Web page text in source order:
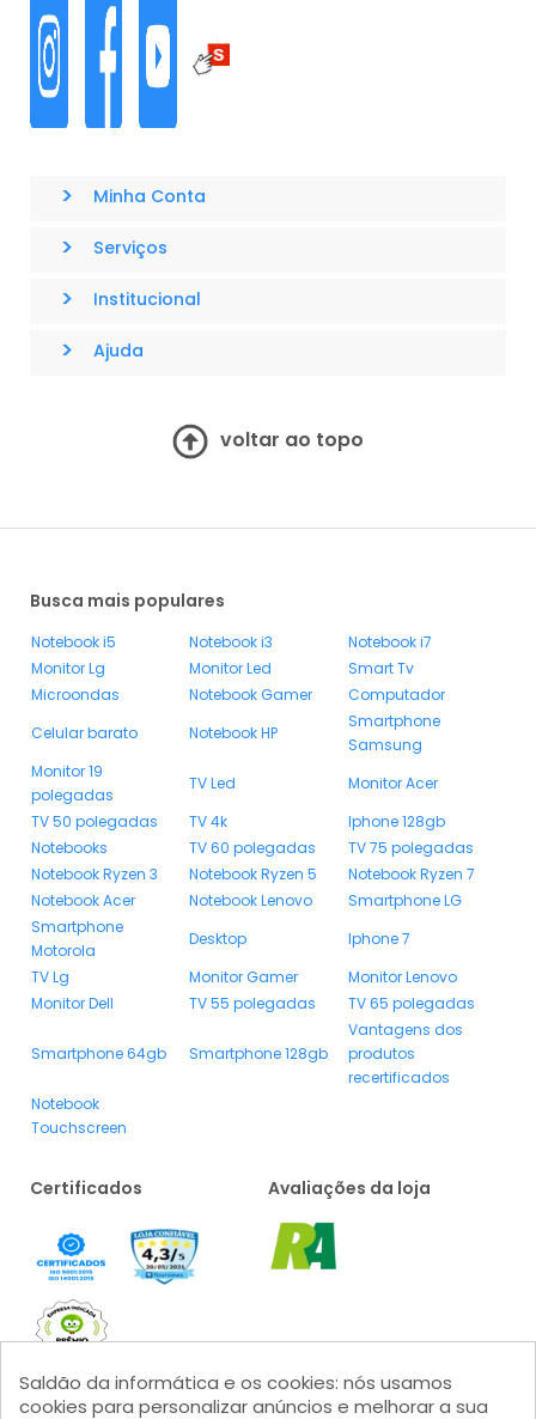
> Minha Conta
> Serviços
> Institucional
> Ajuda
voltar ao topo
Busca mais populares
Notebook i5 Notebook i3
Notebook i7
Monitor Lg
Monitor Led
Smart Tv
Microondas
Notebook Gamer
Computador
Celular barato
Notebook HP
Smartphone
Samsung
Monitor 19
polegadas
TV Led
Monitor Acer
TV 50 polegadas
TV 4k
Iphone 128gb
Notebooks
TV 60 polegadas
TV 75 polegadas
Notebook Ryzen 3
Notebook Ryzen 5
Notebook Ryzen 7
Notebook Acer
Notebook Lenovo
Smartphone LG
Smartphone
Motorola
Desktop
Iphone 7
TV Lg
Monitor Gamer
Monitor Lenovo
Monitor Dell
TV 55 polegadas TV 65 polegadas
Smartphone 64gb Smartphone 128gb
Vantagens dos
produtos
recertificados
Notebook
Touchscreen
Certificados Avaliações da loja
Saldão da informática e os cookies: nós usamos
cookies para personalizar anúncios e melhorar a sua